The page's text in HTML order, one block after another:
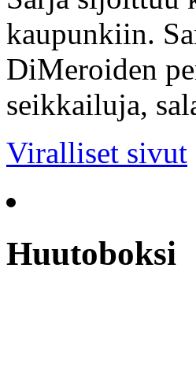
kaupunkiin.
DiMeroiden
seikkailuja,
Viralliset sivut
Huutoboksi